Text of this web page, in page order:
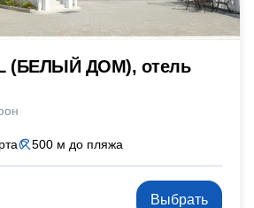
(БЕЛЫЙ ДОМ), отель
500 м до пляжа
Выбрать